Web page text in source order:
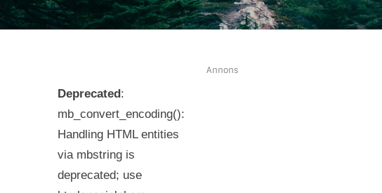
Deprecated:
mb_convert_encoding():
Handling HTML entities
via mbstring is
deprecated; use
Annons